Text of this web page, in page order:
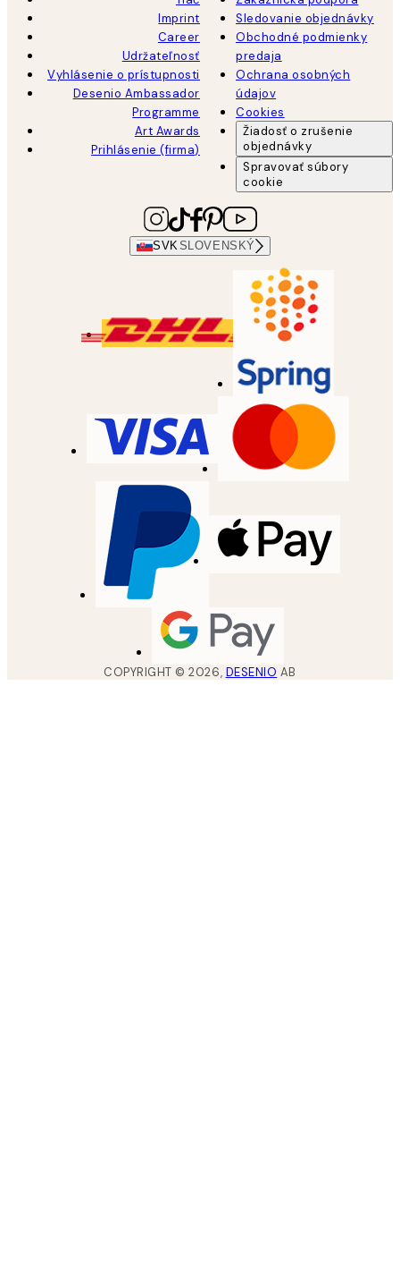
Imprint
Career
Udržateľnosť
Vyhlásenie o prístupnosti
Desenio Ambassador
Programme
Art Awards
Prihlásenie (firma)
Sledovanie objednávky
Obchodné podmienky
predaja
Ochrana osobných
údajov
Cookies
Žiadosť o zrušenie
objednávky
Spravovať súbory
cookie
SVKSLOVENSKÝ
COPYRIGHT ©2026, DESENIO AB